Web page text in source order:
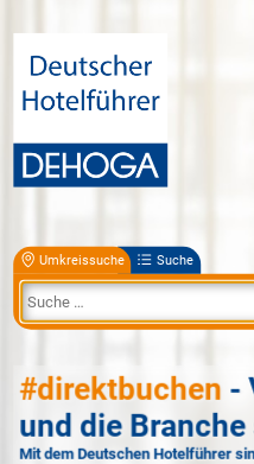
Umkreissuche Suche
#direktbuchen -
und die
Mit dem Deutschen Hotelführer